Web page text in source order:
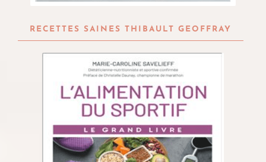
RECETTES SAINES THIBAULT GEOFFRAY